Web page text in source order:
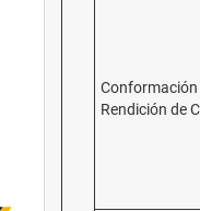
Conformación
Rendición de